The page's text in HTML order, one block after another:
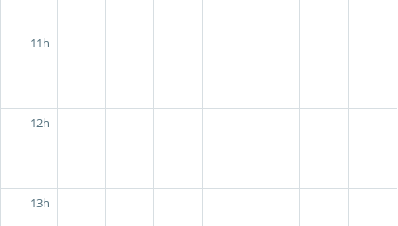
11h
12h
13h